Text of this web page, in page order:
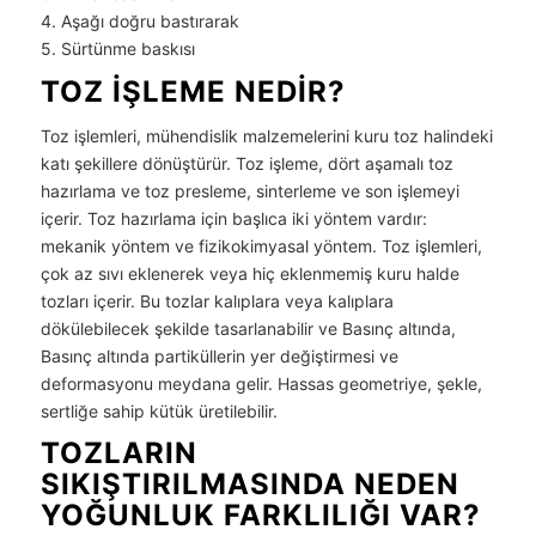
4. Aşağı doğru bastırarak
5. Sürtünme baskısı
TOZ IŞLEME NEDIR?
Toz işlemleri, mühendislik malzemelerini kuru toz halindeki
katı şekillere dönüştürür. Toz işleme, dört aşamalı toz
hazırlama ve toz presleme, sinterleme ve son işlemeyi
içerir. Toz hazırlama için başlıca iki yöntem vardır:
mekanik yöntem ve fizikokimyasal yöntem. Toz işlemleri,
çok az sıvı eklenerek veya hiç eklenmemiş kuru halde
tozları içerir. Bu tozlar kalıplara veya kalıplara
dökülebilecek şekilde tasarlanabilir ve Basınç altında,
Basınç altında partiküllerin yer değiştirmesi ve
deformasyonu meydana gelir. Hassas geometriye, şekle,
sertliğe sahip kütük üretilebilir.
TOZLARIN
SIKIŞTIRILMASINDA NEDEN
YOĞUNLUK FARKLILIĞI VAR?